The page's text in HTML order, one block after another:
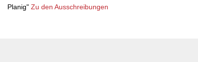
Planig" Zu den Ausschreibungen